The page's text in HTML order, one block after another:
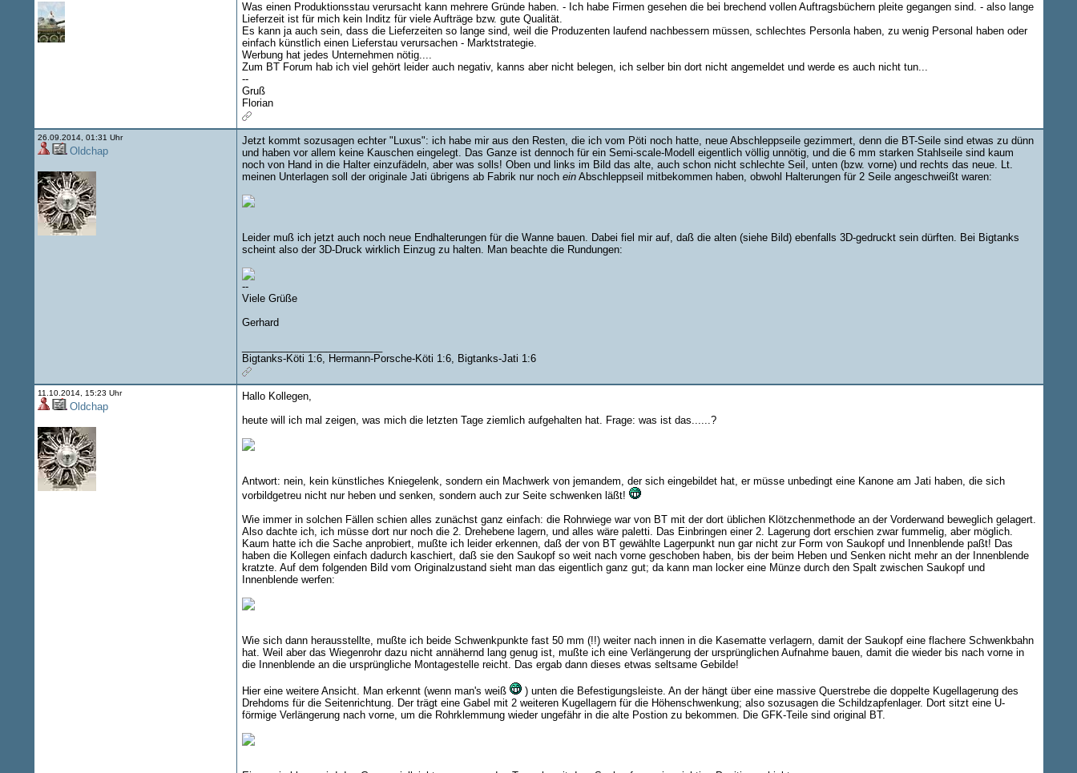
Was einen Produktionsstau verursacht kann mehrere Gründe haben. - Ich habe Firmen gesehen die bei brechend vollen Auftragsbüchern pleite gegangen sind. - also lange
Lieferzeit ist für mich kein Inditz für viele Aufträge bzw. gute Qualität.
Es kann ja auch sein, dass die Lieferzeiten so lange sind, weil die Produzenten laufend nachbessern müssen, schlechtes Personla haben, zu wenig Personal haben oder
einfach künstlich einen Lieferstau verursachen - Marktstrategie.
Werbung hat jedes Unternehmen nötig....
Zum BT Forum hab ich viel gehört leider auch negativ, kanns aber nicht belegen, ich selber bin dort nicht angemeldet und werde es auch nicht tun...
--
Gruß
Florian
26.09.2014, 01:31 Uhr
Oldchap
Jetzt kommt sozusagen echter "Luxus": ich habe mir aus den Resten, die ich vom Pöti noch hatte, neue Abschleppseile gezimmert, denn die BT-Seile sind etwas zu dünn
und haben vor allem keine Kauschen eingelegt. Das Ganze ist dennoch für ein Semi-scale-Modell eigentlich völlig unnötig, und die 6 mm starken Stahlseile sind kaum
noch von Hand in die Halter einzufädeln, aber was solls! Oben und links im Bild das alte, auch schon nicht schlechte Seil, unten (bzw. vorne) und rechts das neue. Lt.
meinen Unterlagen soll der originale Jati übrigens ab Fabrik nur noch einAbschleppseil mitbekommen haben, obwohl Halterungen für 2 Seile angeschweißt waren:
Leider muß ich jetzt auch noch neue Endhalterungen für die Wanne bauen. Dabei fiel mir auf, daß die alten (siehe Bild) ebenfalls 3D-gedruckt sein dürften. Bei Bigtanks
scheint also der 3D-Druck wirklich Einzug zu halten. Man beachte die Rundungen:
--
Viele Grüße
Gerhard
Bigtanks-Köti 1:6, Hermann-Porsche-Köti 1:6, Bigtanks-Jati 1:6
11.10.2014, 15:23 Uhr
Oldchap
Hallo Kollegen,
heute will ich mal zeigen, was mich die letzten Tage ziemlich aufgehalten hat. Frage: was ist das......?
Antwort: nein, kein künstliches Kniegelenk, sondern ein Machwerk von jemandem, der sich eingebildet hat, er müsse unbedingt eine Kanone am Jati haben, die sich
vorbildgetreu nicht nur heben und senken, sondern auch zur Seite schwenken läßt!
Wie immer in solchen Fällen schien alles zunächst ganz einfach: die Rohrwiege war von BT mit der dort üblichen Klötzchenmethode an der Vorderwand beweglich gelagert.
Also dachte ich, ich müsse dort nur noch die 2. Drehebene lagern, und alles wäre paletti. Das Einbringen einer 2. Lagerung dort erschien zwar fummelig, aber möglich.
Kaum hatte ich die Sache anprobiert, mußte ich leider erkennen, daß der von BT gewählte Lagerpunkt nun gar nicht zur Form von Saukopf und Innenblende paßt! Das
haben die Kollegen einfach dadurch kaschiert, daß sie den Saukopf so weit nach vorne geschoben haben, bis der beim Heben und Senken nicht mehr an der Innenblende
kratzte. Auf dem folgenden Bild vom Originalzustand sieht man das eigentlich ganz gut; da kann man locker eine Münze durch den Spalt zwischen Saukopf und
Innenblende werfen:
Wie sich dann herausstellte, mußte ich beide Schwenkpunkte fast 50 mm (!!) weiter nach innen in die Kasematte verlagern, damit der Saukopf eine flachere Schwenkbahn
hat. Weil aber das Wiegenrohr dazu nicht annähernd lang genug ist, mußte ich eine Verlängerung der ursprünglichen Aufnahme bauen, damit die wieder bis nach vorne in
die Innenblende an die ursprüngliche Montagestelle reicht. Das ergab dann dieses etwas seltsame Gebilde!
Hier eine weitere Ansicht. Man erkennt (wenn man's weiß
) unten die Befestigungsleiste. An der hängt über eine massive Querstrebe die doppelte Kugellagerung des
Drehdoms für die Seitenrichtung. Der trägt eine Gabel mit 2 weiteren Kugellagern für die Höhenschwenkung; also sozusagen die Schildzapfenlager. Dort sitzt eine U-
förmige Verlängerung nach vorne, um die Rohrklemmung wieder ungefähr in die alte Postion zu bekommen. Die GFK-Teile sind original BT.